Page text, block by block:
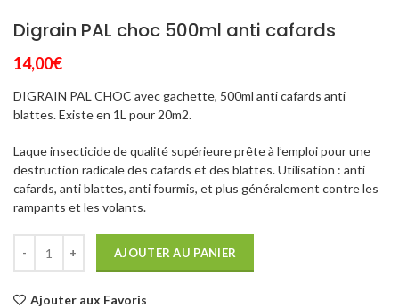
Digrain PAL choc 500ml anti cafards
14,00€
DIGRAIN PAL CHOC avec gachette, 500ml anti cafards anti
blattes. Existe en 1L pour 20m2.
Laque insecticide de qualité supérieure prête à l’emploi pour une
destruction radicale des cafards et des blattes. Utilisation : anti
cafards, anti blattes, anti fourmis, et plus généralement contre les
rampants et les volants.
AJOUTER AU PANIER
Ajouter aux Favoris